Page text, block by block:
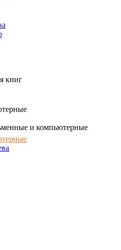
книг
и компьютерные